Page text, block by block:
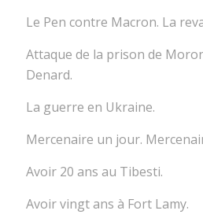
Le Pen contre Macron. La
Attaque de la prison de
Denard.
La guerre en Ukraine.
Mercenaire un jour.
Avoir 20 ans au Tibesti.
Avoir vingt ans à Fort Lamy.